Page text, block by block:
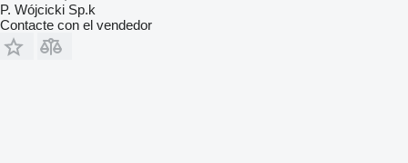
P. Wójcicki Sp.k
Contacte con el vendedor